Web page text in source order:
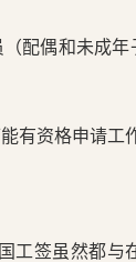
配偶和未成
有资格申请工
工签虽然都与